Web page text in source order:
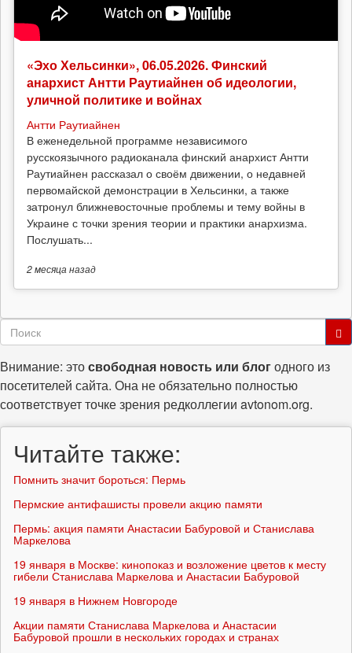
«Эхо Хельсинки», 06.05.2026. Финский
анархист Антти Раутиайнен об идеологии,
уличной политике и войнах
Антти Раутиайнен
В еженедельной программе независимого
русскоязычного радиоканала финский анархист Антти
Раутиайнен рассказал о своём движении, о недавней
первомайской демонстрации в Хельсинки, а также
затронул ближневосточные проблемы и тему войны в
Украине с точки зрения теории и практики анархизма.
Послушать...
2 месяцаназад
Форма
поиска
Внимание: этосвободная новость или блогодного из
посетителей сайта. Она не обязательно полностью
соответствует точке зрения редколлегии avtonom.org.
Читайте также:
Помнить значит бороться: Пермь
Пермские антифашисты провели акцию памяти
Пермь: акция памяти Анастасии Бабуровой и Станислава
Маркелова
19 января в Москве: кинопоказ и возложение цветов к месту
гибели Станислава Маркелова и Анастасии Бабуровой
19 января в Нижнем Новгороде
Акции памяти Станислава Маркелова и Анастасии
Бабуровой прошли в нескольких городах и странах